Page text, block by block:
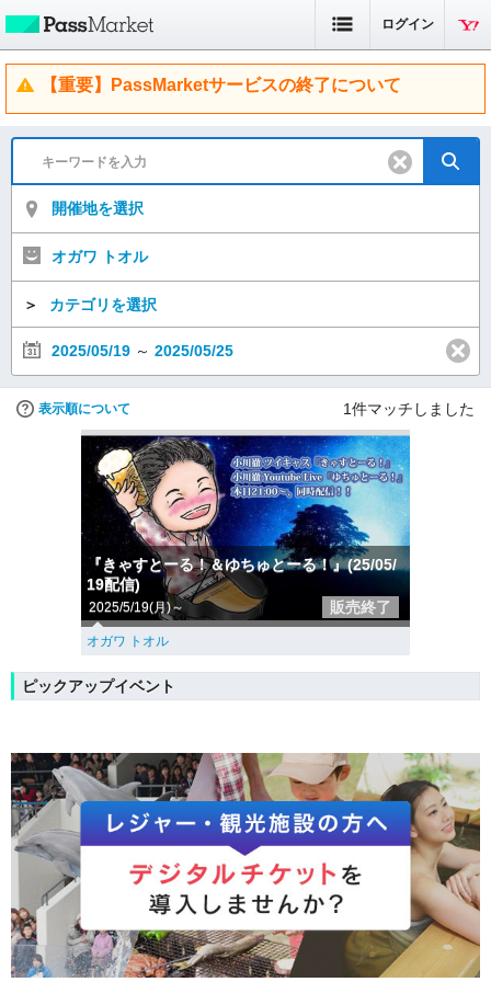
ログイン
【重要】PassMarketサービスの終了について
開催地を選択
オガワ トオル
＞ カテゴリを選択
2025/05/19 ～ 2025/05/25
表示順について 1件マッチしました
『きゃすとーる！＆ゆちゅとーる！』(25/05/
19配信)
2025/5/19(月)～ 販売終了
オガワ トオル
ピックアップイベント